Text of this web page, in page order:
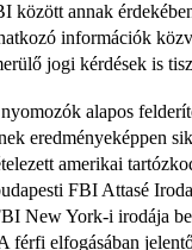
között annak
információk
jogi kérdések is
alapos
eredményeképpen
amerikai
FBI Attasé Iroda
New York-i irodája
férfi elfogásában